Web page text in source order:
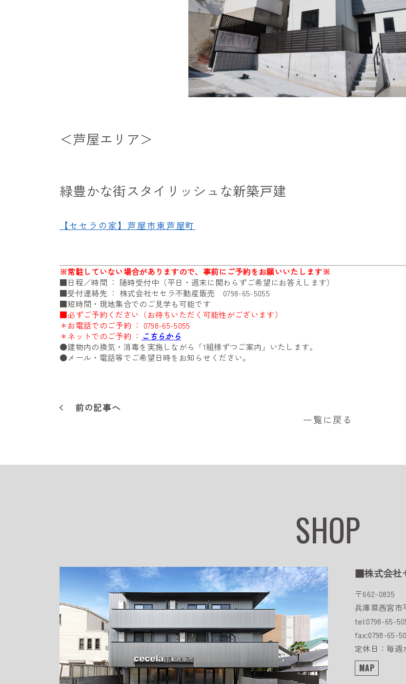
＜芦屋エリア＞
緑豊かな街スタイリッシュな新築戸建
【セセラの家】芦屋市東芦屋町
※常駐していない場合がありますので、事前にご予約をお願いいたします※
■日程／時間 ： 随時受付中（平日・週末に関わらずご希望にお答えします）
■受付連絡先 ： 株式会社セセラ不動産販売 0798-65-5055
■短時間・現地集合でのご見学も可能です
■必ずご予約ください（お待ちいただく可能性がございます）
＊お電話でのご予約 ： 0798-65-5055
＊ネットでのご予約 ： こちらから
●建物内の換気・消毒を実施しながら「1組様ずつご案内」いたします。
●メール・電話等でご希望日時をお知らせください。
前の記事へ
一覧に戻る
SHOP
■株式会社
〒662-0835
兵庫県西宮市
tel:0798-65-
fax:0798-65-
定休日：毎週
MAP